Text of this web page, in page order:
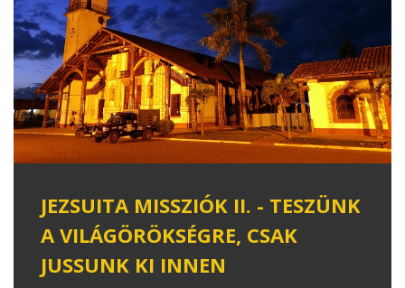
JEZSUITA MISSZIÓK II. - TESZÜNK
A VILÁGÖRÖKSÉGRE, CSAK
JUSSUNK KI INNEN